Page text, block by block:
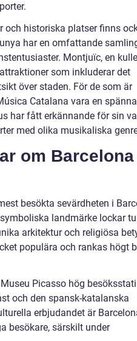
och historiska platser finns
har en omfattande
Montjuïc, en
som inkluderar det
över staden. För de som är
Catalana vara en
har fått erkännande för sin
med olika musikaliska
om Barcelona
besökta sevärdheten i
landmärke lockar
arkitektur och religiösa
populära och rankas högt
Picasso hög
och den spansk-katalanska
erbjudandet är
besökare, särskilt under